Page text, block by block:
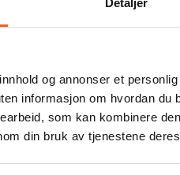
Detaljer
og annonser et
informasjon om hvordan
som kan kombinere
din bruk av tjenestene